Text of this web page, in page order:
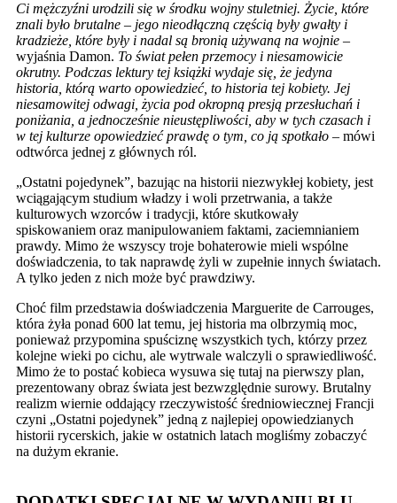
Ci mężczyźni urodzili się w środku wojny stuletniej. Życie, które
znali było brutalne – jego nieodłączną częścia ̨ były gwałty i
kradzieże, które były i nadal są bronią używaną na wojnie –
wyjaśnia Damon. To świat pełen przemocy i niesamowicie
okrutny. Podczas lektury tej książki wydaje się , że jedyna
historia, którą warto opowiedzieć, to historia tej kobiety. Jej
niesamowitej odwagi, życia pod okropną presją przesłuchań i
poniżania, a jednocześnie nieustępliwości , aby w tych czasach i
w tej kulturze opowiedzieć prawdę o tym, co ją spotkało – mówi
odtwórca jednej z głównych ról.
„Ostatni pojedynek”, bazując na historii niezwykłej kobiety, jest
wciągającym studium władzy i woli przetrwania, a także
kulturowych wzorców i tradycji, które skutkowały
spiskowaniem oraz manipulowaniem faktami, zaciemnianiem
prawdy. Mimo że wszyscy troje bohaterowie mieli wspólne
doświadczenia, to tak naprawdę żyli w zupełnie innych światach.
A tylko jeden z nich może być prawdziwy.
Choć film przedstawia doświadczenia Marguerite de Carrouges,
która żyła ponad 600 lat temu, jej historia ma olbrzymią moc,
ponieważ przypomina spuściznę wszystkich tych, którzy przez
kolejne wieki po cichu, ale wytrwale walczyli o sprawiedliwość.
Mimo że to postać kobieca wysuwa się tutaj na pierwszy plan,
prezentowany obraz świata jest bezwzględnie surowy. Brutalny
realizm wiernie oddający rzeczywistość średniowiecznej Francji
czyni „Ostatni pojedynek” jedną z najlepiej opowiedzianych
historii rycerskich, jakie w ostatnich latach mogliśmy zobaczyć
na dużym ekranie.